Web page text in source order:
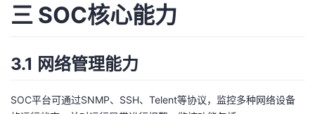
三 SOC核心能力
3.1 网络管理能力
SOC平台可通过SNMP、SSH、Telent等协议，监控多种网络设备